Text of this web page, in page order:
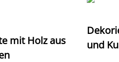
mit Holz aus
und